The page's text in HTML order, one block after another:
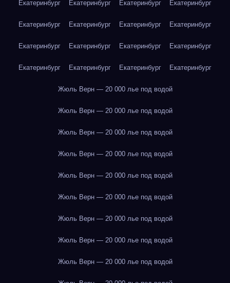
Екатеринбург Екатеринбург Екатеринбург Екатеринбург
Екатеринбург Екатеринбург Екатеринбург Екатеринбург
Екатеринбург Екатеринбург Екатеринбург Екатеринбург
Екатеринбург Екатеринбург Екатеринбург Екатеринбург
Жюль Верн — 20 000 лье под водой
Жюль Верн — 20 000 лье под водой
Жюль Верн — 20 000 лье под водой
Жюль Верн — 20 000 лье под водой
Жюль Верн — 20 000 лье под водой
Жюль Верн — 20 000 лье под водой
Жюль Верн — 20 000 лье под водой
Жюль Верн — 20 000 лье под водой
Жюль Верн — 20 000 лье под водой